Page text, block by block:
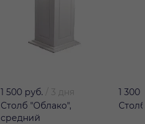
1 500 руб.
3 дня
Столб "Облако",
средний
1 300